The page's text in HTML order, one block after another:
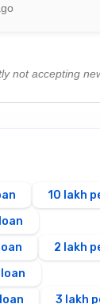
not accepting
10 lakh
2 lakh
3 lakh